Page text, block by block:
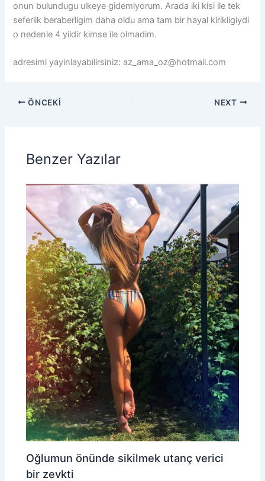
onun bulundugu ulkeye gidemiyorum. Arada iki kisi ile tek
seferlik beraberligim daha oldu ama tam bir hayal kirikligiydi
o nedenle 4 yildir kimse ile olmadim.
adresimi yayinlayabilirsiniz:az_ama_oz@hotmail.com
ÖNCEKI NEXT
Benzer Yazılar
Oğlumun önünde sikilmek utanç verici
bir zevkti